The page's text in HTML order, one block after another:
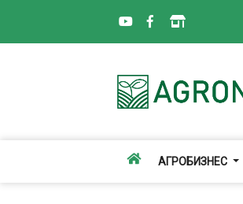
АГРОБИЗНЕС